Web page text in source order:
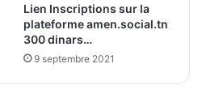
Lien Inscriptions sur la
plateforme amen.social.tn
300 dinars…
9 septembre 2021